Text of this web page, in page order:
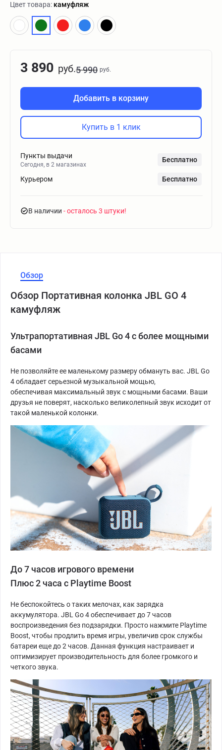
Цвет товара: камуфляж
3 890 руб.5 990 руб.
Добавить в корзину
Купить в 1 клик
Пункты выдачи
Сегодня, в 2 магазинах
Бесплатно
Курьером Бесплатно
В наличии - осталось 3 штуки
Обзор
Обзор Портативная колонка JBL GO 4
камуфляж
Ультрапортативная JBL Go 4 с более мощными
басами
Не позволяйте ее маленькому размеру обмануть вас. JBL Go
4 обладает серьезной музыкальной мощью,
обеспечивая максимальный звук с мощными басами. Ваши
друзья не поверят, насколько великолепный звук исходит от
такой маленькой колонки.
До 7 часов игрового времени
Плюс 2 часа с Playtime Boost
Не беспокойтесь о таких мелочах, как зарядка
аккумулятора. JBL Go 4 обеспечивает до 7 часов
воспроизведения без подзарядки. Просто нажмите Playtime
Boost, чтобы продлить время игры, увеличив срок службы
батареи еще до 2 часов. Данная функция настраивает и
оптимизирует производительность для более громкого и
четкого звука.